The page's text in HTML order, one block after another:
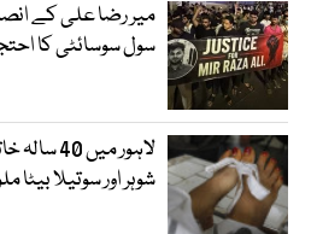
میر رضا علی کے
سول سوسائٹی کا
لاہور
شوہر اور سوتیلا